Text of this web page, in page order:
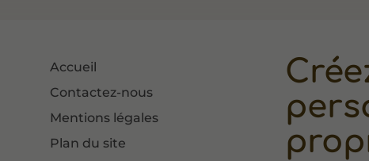
Accueil
Contactez-nous
Mentions légales
Plan du site